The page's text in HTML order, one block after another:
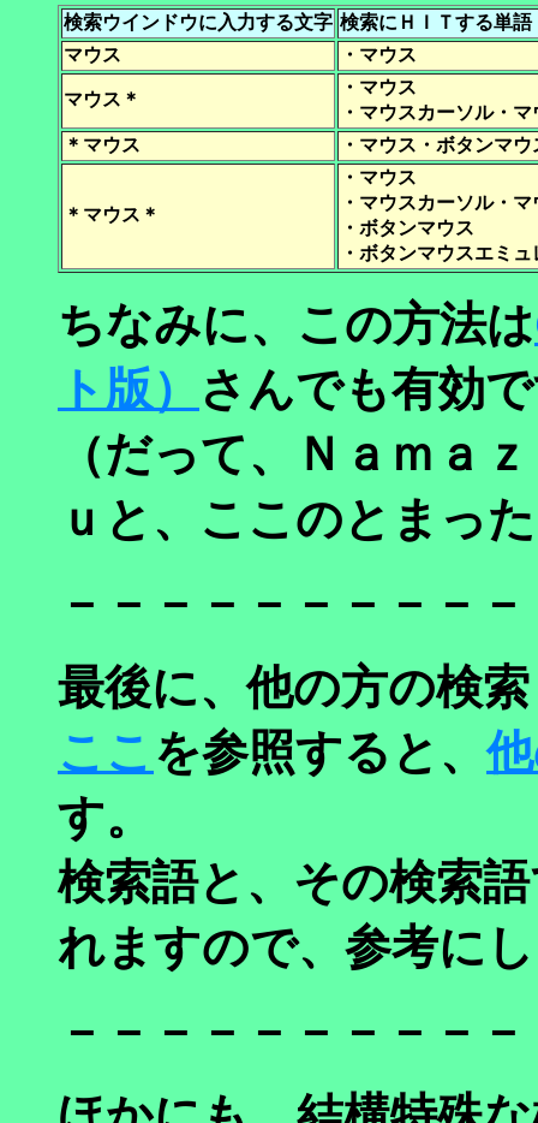
検索ウインドウに入力する文字 検索にＨＩＴする単語
マウス
・マウス
マウス＊
・マウス
・マウスカーソル・
＊マウス
・マウス・ボタンマウ
＊マウス＊
・マウス
・マウスカーソル・
・ボタンマウス
・ボタンマウスエミ
ちなみに、この方法は
ト版）
さんでも有効
（だって、Ｎａｍａ
ｕと、ここのとまっ
－－－－－－－－－－
最後に、他の方の検
ここ を参照すると、
す。
検索語と、その検索
れますので、参考に
－－－－－－－－－－